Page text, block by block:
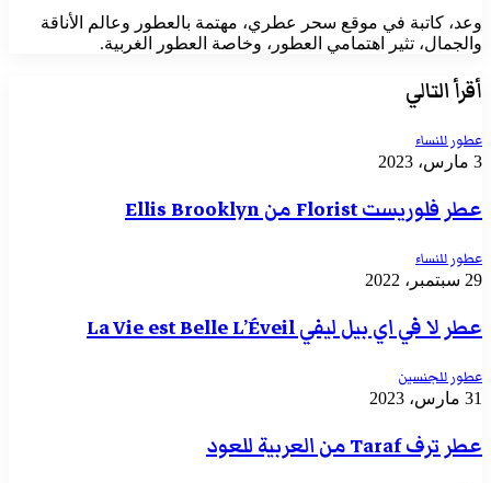
وعد، كاتبة في موقع سحر عطري، مهتمة بالعطور وعالم الأناقة
والجمال، تثير اهتمامي العطور، وخاصة العطور الغربية.
أقرأ التالي
عطور للنساء
3 مارس، 2023
عطر فلوريست Florist من Ellis Brooklyn
عطور للنساء
29 سبتمبر، 2022
عطر لا في اي بيل ليفي La Vie est Belle L’Éveil
عطور للجنسين
31 مارس، 2023
عطر ترف Taraf من العربية للعود